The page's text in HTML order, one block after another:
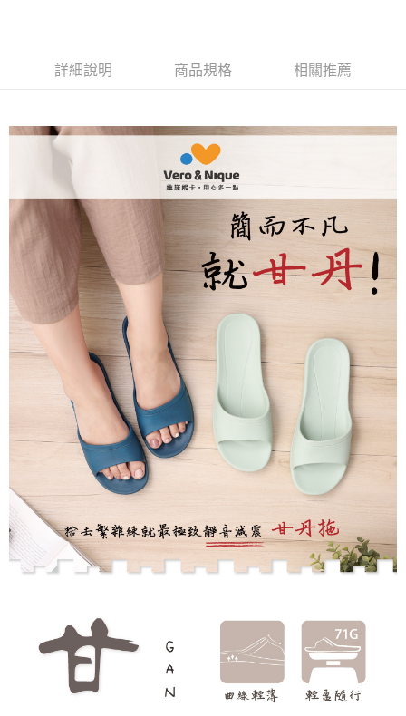
１．於結帳方式選擇「AFTEE先享後付」後，將跳轉至「AFTEE先享後付」
３．收到繳費通知簡訊後14天內，點擊此簡訊中的連結，可透過四大超商／
ATM／網路銀行／等多元方式進行付款，方視為交易完成。
※ 請注意：結帳手續完成當下不需立刻繳費，但若您需要取消訂單，請聯絡
購買商品的店家。未經商家同意取消之訂單仍視為有效，需透過AFTEE先享
後付繳納相關費用。
※ 交易是否成功請以「AFTEE先享後付 」之結帳頁面顯示為準，若有關於
是否繳費成功／繳費後需取消欲退款等相關疑問，請聯繫「AFTEE先享後付
客戶支援中心」 https://netprotections.freshdesk.com/support/home
【注意事項】
１．透過由恩沛科技股份有限公司提供之「AFTEE先享後付」服務完成之交
易，需依本服務之必要範圍內提供個人資料，並將交易相關給付款項請求債
權轉讓予恩沛科技股份有限公司。
２．關於個人資料處理事宜，請瀏覽以下網址：
https://aftee.tw/terms/#terms3
３．未成年的使用者請事先徵得法定代理人或監護人之同意方可使用
「AFTEE先享後付」，若未經同意申辦者引起之損失，本公司不負相關責
４．使用「AFTEE先享後付」時，將依據個別帳號之用戶狀況，依本公司即
時審查核予不同之上限額度；若仍有額度不足之情形，本公司將視審查結果
請求用戶進行身份認證。
５．嚴禁一人註冊多個帳號或使用他人資訊註冊。若發現惡意使用之情形，
恩沛科技股份有限公司將有權停止該用戶之使用額度並採取法律行動。
7-11取貨付款
每筆NT$80，滿NT$490(含以上)免運費
付款後 7-11取貨
每筆NT$80，滿NT$490(含以上)免運費
每筆NT$80，滿NT$490(含以上)免運費
離島宅配
每筆NT$150，滿NT$800(含以上)免運費
港澳地區 查看運費
詳細說明 商品規格 相關推薦